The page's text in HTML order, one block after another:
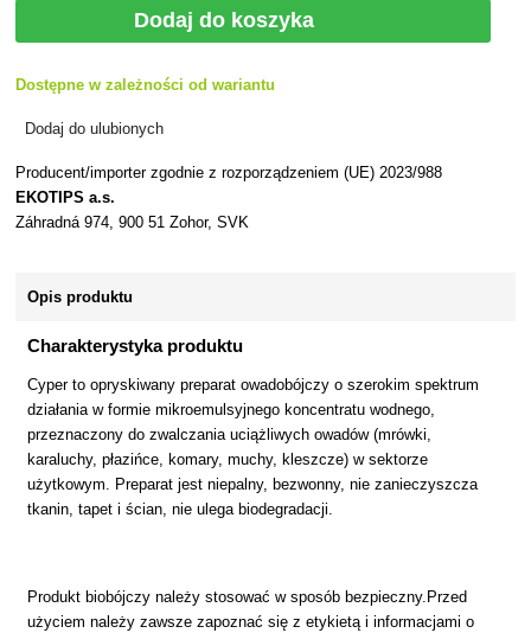
Dodaj do koszyka
Dostępne w zależności od wariantu
Dodaj do ulubionych
Producent/importer zgodnie z rozporządzeniem (UE) 2023/988
EKOTIPS a.s.
Záhradná 974, 900 51 Zohor, SVK
Opis produktu
Charakterystyka produktu
Cyper to opryskiwany preparat owadobójczy o szerokim spektrum
działania w formie mikroemulsyjnego koncentratu wodnego,
przeznaczony do zwalczania uciążliwych owadów (mrówki,
karaluchy, płazińce, komary, muchy, kleszcze) w sektorze
użytkowym. Preparat jest niepalny, bezwonny, nie zanieczyszcza
tkanin, tapet i ścian, nie ulega biodegradacji.
Produkt biobójczy należy stosować w sposób bezpieczny.Przed
użyciem należy zawsze zapoznać się z etykietą i informacjami o